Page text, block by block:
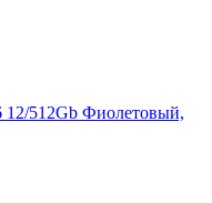
12/512Gb Фиолетовый,